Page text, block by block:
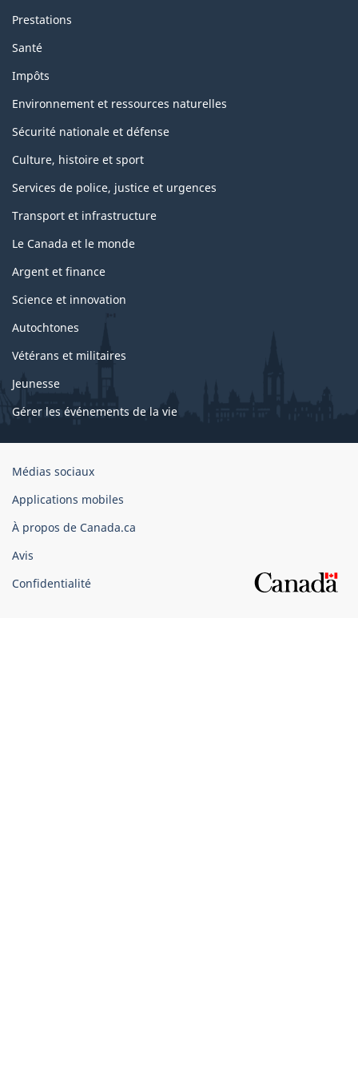
Prestations
Santé
Impôts
Environnement et ressources naturelles
Sécurité nationale et défense
Culture, histoire et sport
Services de police, justice et urgences
Transport et infrastructure
Le Canada et le monde
Argent et finance
Science et innovation
Autochtones
Vétérans et militaires
Jeunesse
Gérer les événements de la vie
Organisation
gouvernement
du
Canada
Médias sociaux
Applications mobiles
À propos de Canada.ca
Avis
Confidentialité